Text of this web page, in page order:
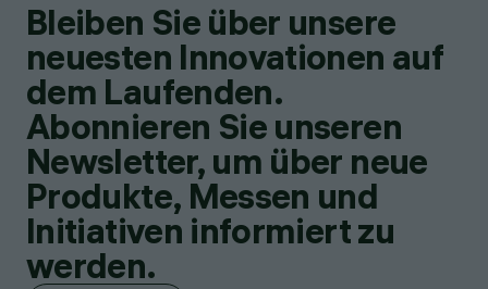
Bleiben Sie über unsere
neuesten Innovationen auf
dem Laufenden.
Abonnieren Sie unseren
Newsletter, um über neue
Produkte, Messen und
Initiativen informiert zu
werden.